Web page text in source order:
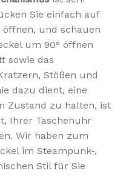
Sie einfach auf
und schauen
um 90° öffnen
sowie das
Stößen und
dazu dient, eine
Zustand zu halten, ist
Ihrer Taschenuhr
Wir haben zum
im Steampunk-,
Stil für Sie